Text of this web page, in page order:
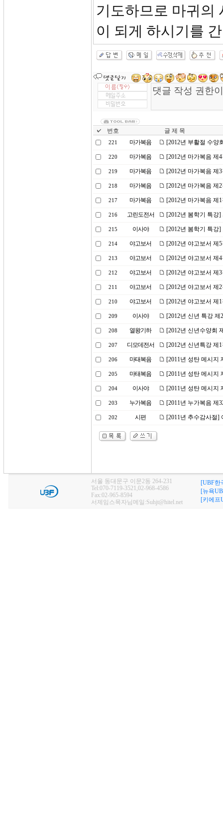
기도하므로 마귀의
이 되게 하시기를
번호 글 제 목
221 마가복음 [2012년 부활절 수양
220 마가복음 [2012년 마가복음 제
219 마가복음 [2012년 마가복음 제
218 마가복음 [2012년 마가복음 제
217 마가복음 [2012년 마가복음 제
216 고린도전서 [2012년 봄학기 특강
215 이사야 [2012년 봄학기 특강
214 야고보서 [2012년 야고보서 제
213 야고보서 [2012년 야고보서 제
212 야고보서 [2012년 야고보서 제
211 야고보서 [2012년 야고보서 제
210 야고보서 [2012년 야고보서 제
209 이사야 [2012년 신년 특강
208 열왕기하 [2012년 신년수양회
207 디모데전서 [2012년 신년특강 제
206 마태복음 [2011년 성탄 메시지
205 마태복음 [2011년 성탄 메시지
204 이사야 [2011년 성탄 메시지
203 누가복음 [2011년 누가복음 제
202 시편 [2011년 추수감사절]
서울 동대문구 이문2동 264-231
Tel:070-7119-3521,02-968-4586
Fax:02-965-8594
서제임스목자님메일:Suhjt@hitel.net
[UBF한
[뉴욕
[키에프